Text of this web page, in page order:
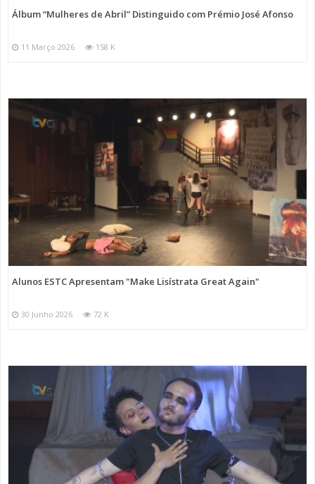
Álbum “Mulheres de Abril” Distinguido com Prémio José Afonso
11 Março 2026 158 K
Alunos ESTC Apresentam "Make Lisístrata Great Again"
30 Junho 2026 72 K